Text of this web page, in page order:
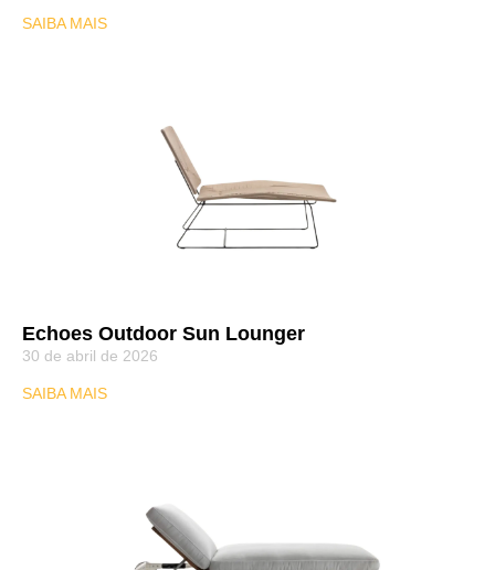
SAIBA MAIS
Echoes Outdoor Sun Lounger
30 de abril de 2026
SAIBA MAIS